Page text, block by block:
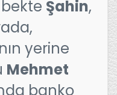
Şahin,
yerine
Mehmet
banko